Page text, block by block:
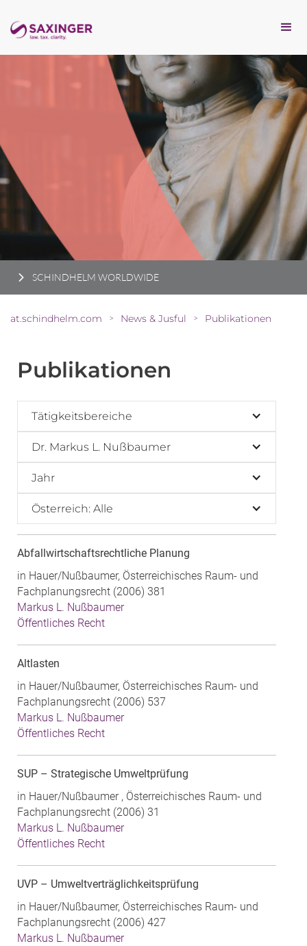
SCHINDHELM WORLDWIDE
at.schindhelm.com > News & Jusful > Publikationen
Publikationen
Tätigkeitsbereiche
Dr. Markus L. Nußbaumer
Jahr
Österreich: Alle
Abfallwirtschaftsrechtliche Planung
in Hauer/Nußbaumer, Österreichisches Raum- und
Fachplanungsrecht (2006) 381
Markus L. Nußbaumer
Öffentliches Recht
Altlasten
in Hauer/Nußbaumer, Österreichisches Raum- und
Fachplanungsrecht (2006) 537
Markus L. Nußbaumer
Öffentliches Recht
SUP – Strategische Umweltprüfung
in Hauer/Nußbaumer , Österreichisches Raum- und
Fachplanungsrecht (2006) 31
Markus L. Nußbaumer
Öffentliches Recht
UVP – Umweltverträglichkeitsprüfung
in Hauer/Nußbaumer, Österreichisches Raum- und
Fachplanungsrecht (2006) 427
Markus L. Nußbaumer